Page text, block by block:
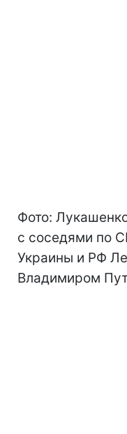
Фото:
с соседями по
Украины и РФ
Владимиром